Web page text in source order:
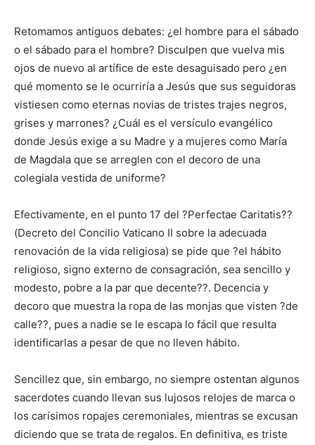
Retomamos antiguos debates: ¿el hombre para el sábado
o el sábado para el hombre? Disculpen que vuelva mis
ojos de nuevo al artífice de este desaguisado pero ¿en
qué momento se le ocurriría a Jesús que sus seguidoras
vistiesen como eternas novias de tristes trajes negros,
grises y marrones? ¿Cuál es el versículo evangélico
donde Jesús exige a su Madre y a mujeres como María
de Magdala que se arreglen con el decoro de una
colegiala vestida de uniforme?
Efectivamente, en el punto 17 del ?Perfectae Caritatis??
(Decreto del Concilio Vaticano II sobre la adecuada
renovación de la vida religiosa) se pide que ?el hábito
religioso, signo externo de consagración, sea sencillo y
modesto, pobre a la par que decente??. Decencia y
decoro que muestra la ropa de las monjas que visten ?de
calle??, pues a nadie se le escapa lo fácil que resulta
identificarlas a pesar de que no lleven hábito.
Sencillez que, sin embargo, no siempre ostentan algunos
sacerdotes cuando llevan sus lujosos relojes de marca o
los carísimos ropajes ceremoniales, mientras se excusan
diciendo que se trata de regalos. En definitiva, es triste